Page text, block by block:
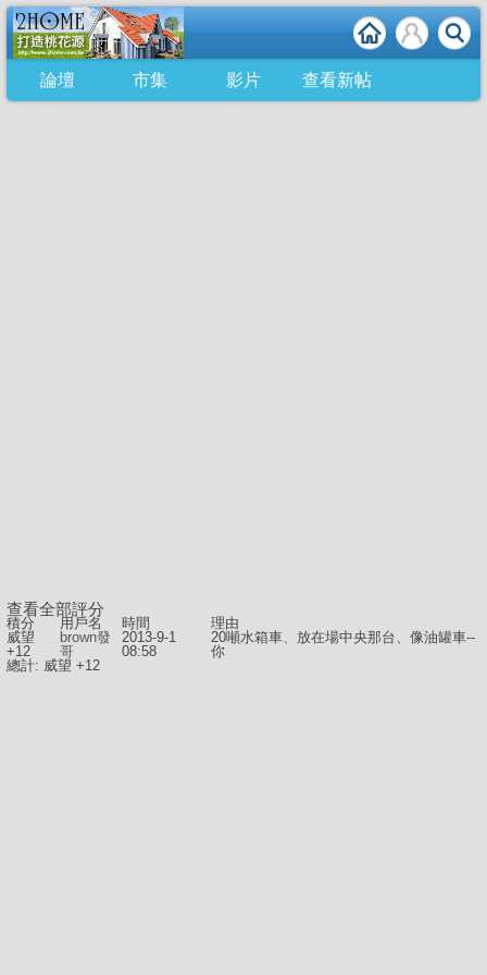
論壇 市集 影片 查看新帖
查看全部評分
積分 用戶名 時間
理由
威望
+12
brown發
哥
2013-9-1
08:58
20噸水箱車、放在場中央那台、像油罐車--
你
總計: 威望 +12